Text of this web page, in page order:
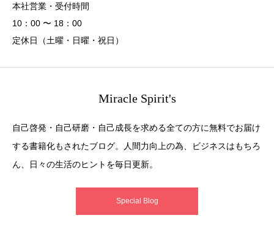
本社営業・受付時間
10：00 〜 18：00
定休日（土曜・日曜・祝日）
Miracle Spirit's
自己啓発・自己研磨・自己成長を求める全ての方に無料でお届け
する書籍化もされたブログ。人間力向上の為、ビジネスはもちろ
ん、日々の生活のヒントを毎日更新。
Special Blog